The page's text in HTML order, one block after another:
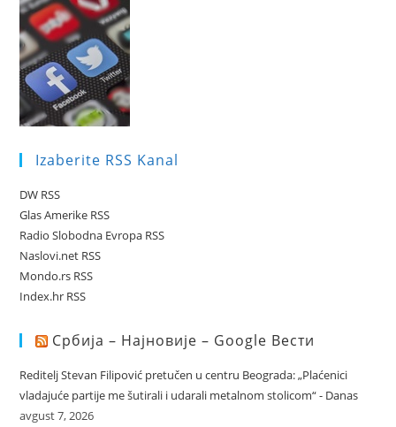
Izaberite RSS Kanal
DW RSS
Glas Amerike RSS
Radio Slobodna Evropa RSS
Naslovi.net RSS
Mondo.rs RSS
Index.hr RSS
Србија – Најновије – Google Вести
Reditelj Stevan Filipović pretučen u centru Beograda: „Plaćenici
vladajuće partije me šutirali i udarali metalnom stolicom“ - Danas
avgust 7, 2026